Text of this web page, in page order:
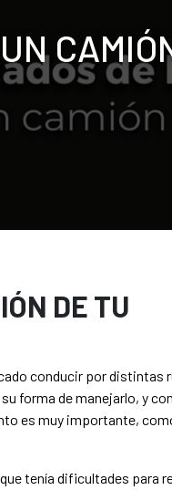
DE TU
conducir por distintas
forma de manejarlo, y
es muy importante,
tenía dificultades para